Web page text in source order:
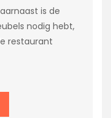
is de
nodig hebt,
restaurant